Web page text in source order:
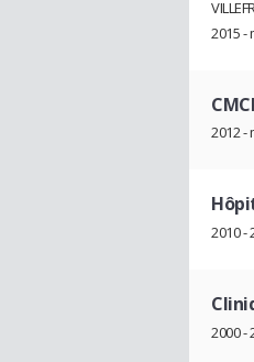
2015 -
2012 -
2010 -
2000 -